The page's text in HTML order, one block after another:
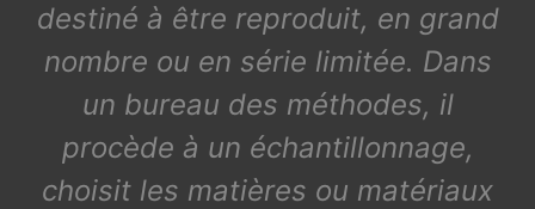
destiné à être reproduit, en grand
nombre ou en série limitée. Dans
un bureau des méthodes, il
procède à un échantillonnage,
choisit les matières ou matériaux